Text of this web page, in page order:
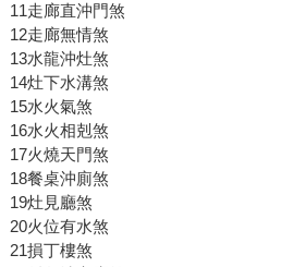
11走廊直沖門煞
12走廊無情煞
13水龍沖灶煞
14灶下水溝煞
15水火氣煞
16水火相剋煞
17火燒天門煞
18餐桌沖廁煞
19灶見廳煞
20火位有水煞
21損丁樓煞